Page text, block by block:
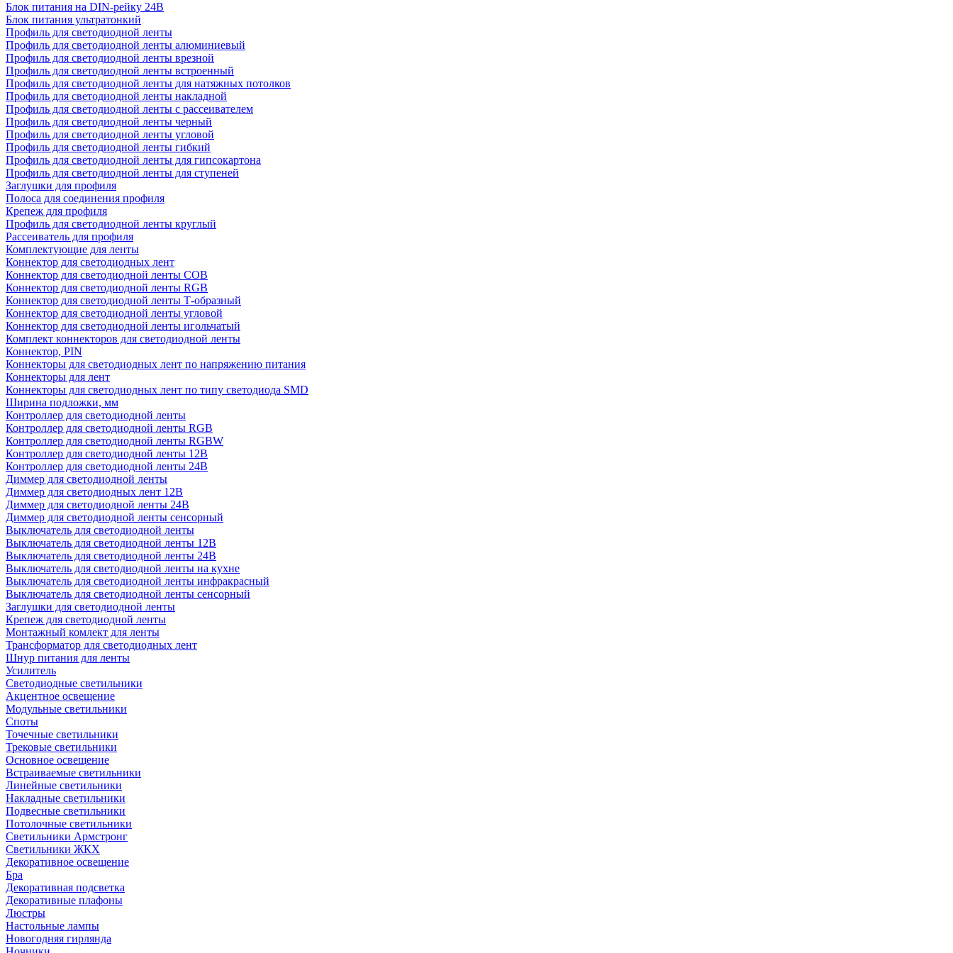
Блок питания на DIN-рейку 24В
Блок питания ультратонкий
Профиль для светодиодной ленты
Профиль для светодиодной ленты алюминиевый
Профиль для светодиодной ленты врезной
Профиль для светодиодной ленты встроенный
Профиль для светодиодной ленты для натяжных потолков
Профиль для светодиодной ленты накладной
Профиль для светодиодной ленты с рассеивателем
Профиль для светодиодной ленты черный
Профиль для светодиодной ленты угловой
Профиль для светодиодной ленты гибкий
Профиль для светодиодной ленты для гипсокартона
Профиль для светодиодной ленты для ступеней
Заглушки для профиля
Полоса для соединения профиля
Крепеж для профиля
Профиль для светодиодной ленты круглый
Рассеиватель для профиля
Комплектующие для ленты
Коннектор для светодиодных лент
Коннектор для светодиодной ленты COB
Коннектор для светодиодной ленты RGB
Коннектор для светодиодной ленты Т-образный
Коннектор для светодиодной ленты угловой
Коннектор для светодиодной ленты игольчатый
Комплект коннекторов для светодиодной ленты
Коннектор, PIN
Коннекторы для светодиодных лент по напряжению питания
Коннекторы для лент
Коннекторы для светодиодных лент по типу светодиода SMD
Ширина подложки, мм
Контроллер для светодиодной ленты
Контроллер для светодиодной ленты RGB
Контроллер для светодиодной ленты RGBW
Контроллер для светодиодной ленты 12В
Контроллер для светодиодной ленты 24В
Диммер для светодиодной ленты
Диммер для светодиодных лент 12В
Диммер для светодиодной ленты 24В
Диммер для светодиодной ленты сенсорный
Выключатель для светодиодной ленты
Выключатель для светодиодной ленты 12В
Выключатель для светодиодной ленты 24В
Выключатель для светодиодной ленты на кухне
Выключатель для светодиодной ленты инфракрасный
Выключатель для светодиодной ленты сенсорный
Заглушки для светодиодной ленты
Крепеж для светодиодной ленты
Монтажный комлект для ленты
Трансформатор для светодиодных лент
Шнур питания для ленты
Усилитель
Светодиодные светильники
Акцентное освещение
Модульные светильники
Споты
Точечные светильники
Трековые светильники
Основное освещение
Встраиваемые светильники
Линейные светильники
Накладные светильники
Подвесные светильники
Потолочные светильники
Светильники Армстронг
Светильники ЖКХ
Декоративное освещение
Бра
Декоративная подсветка
Декоративные плафоны
Люстры
Настольные лампы
Новогодняя гирлянда